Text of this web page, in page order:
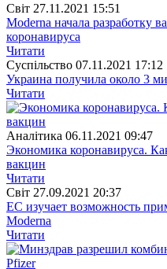
Свiт 27.11.2021 15:51
Moderna начала разработку
коронавируса
Читати
Суспiльство 07.11.2021 17:12
Украина получила около 3
Читати
Аналітика 06.11.2021 09:47
Экономика коронавируса.
вакцин
Читати
Свiт 27.09.2021 20:37
ЕС изучает возможность
Moderna
Читати